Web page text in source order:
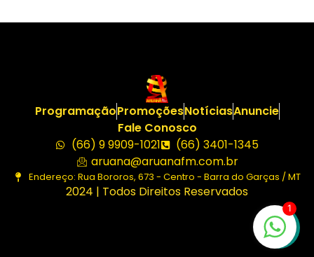
ProgramaçãoPromoçõesNotíciasAnuncie
Fale Conosco
(66) 9 9909-1021
(66) 3401-1345
aruana@aruanafm.com.br
Endereço: Rua Bororos, 673 - Centro - Barra do Garças / MT
2024 | Todos Direitos Reservados
1